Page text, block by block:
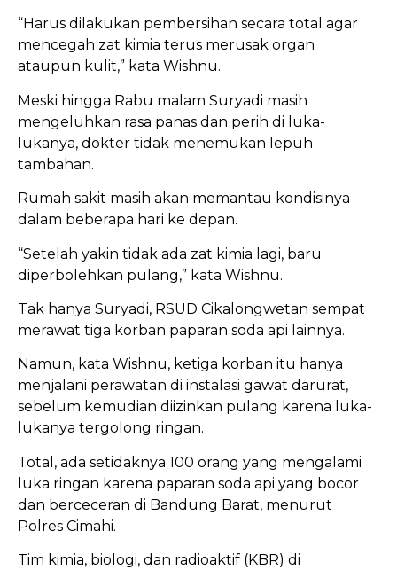
“Harus dilakukan pembersihan secara total agar
mencegah zat kimia terus merusak organ
ataupun kulit,” kata Wishnu.
Meski hingga Rabu malam Suryadi masih
mengeluhkan rasa panas dan perih di luka-
lukanya, dokter tidak menemukan lepuh
tambahan.
Rumah sakit masih akan memantau kondisinya
dalam beberapa hari ke depan.
“Setelah yakin tidak ada zat kimia lagi, baru
diperbolehkan pulang,” kata Wishnu.
Tak hanya Suryadi, RSUD Cikalongwetan sempat
merawat tiga korban paparan soda api lainnya.
Namun, kata Wishnu, ketiga korban itu hanya
menjalani perawatan di instalasi gawat darurat,
sebelum kemudian diizinkan pulang karena luka-
lukanya tergolong ringan.
Total, ada setidaknya 100 orang yang mengalami
luka ringan karena paparan soda api yang bocor
dan berceceran di Bandung Barat, menurut
Polres Cimahi.
Tim kimia, biologi, dan radioaktif (KBR) di